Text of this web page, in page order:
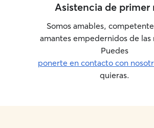
Asistencia de primer
Somos amables,
amantes empedernidos de las
Puedes
ponerte en contacto con
quieras.